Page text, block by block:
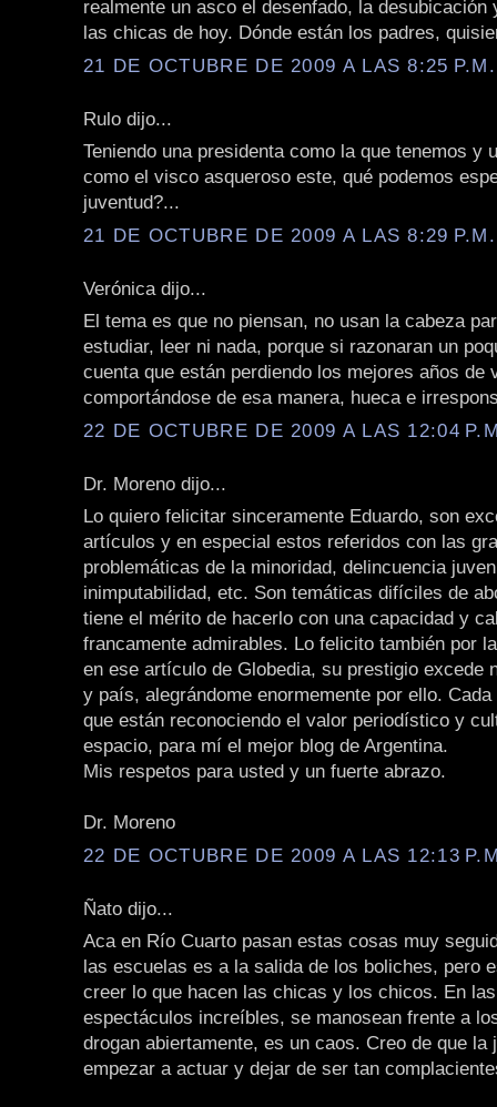
realmente un asco el desenfado, la desubicación
las chicas de hoy. Dónde están los padres,
21 DE OCTUBRE DE 2009 A LAS 8:25 P.M.
Rulo dijo...
Teniendo una presidenta como la que tenemos y
como el visco asqueroso este, qué podemos
juventud?...
21 DE OCTUBRE DE 2009 A LAS 8:29 P.M.
Verónica dijo...
El tema es que no piensan, no usan la cabeza
estudiar, leer ni nada, porque si razonaran un
cuenta que están perdiendo los mejores años de
comportándose de esa manera, hueca e
22 DE OCTUBRE DE 2009 A LAS 12:04
Dr. Moreno dijo...
Lo quiero felicitar sinceramente Eduardo, son
artículos y en especial estos referidos con las
problemáticas de la minoridad, delincuencia
inimputabilidad, etc. Son temáticas difíciles de
tiene el mérito de hacerlo con una capacidad y
francamente admirables. Lo felicito también por
en ese artículo de Globedia, su prestigio excede
y país, alegrándome enormemente por ello.
que están reconociendo el valor periodístico y
espacio, para mí el mejor blog de Argentina.
Mis respetos para usted y un fuerte abrazo.
Dr. Moreno
22 DE OCTUBRE DE 2009 A LAS 12:13
Ñato dijo...
Aca en Río Cuarto pasan estas cosas muy
las escuelas es a la salida de los boliches, pero
creer lo que hacen las chicas y los chicos. En
espectáculos increíbles, se manosean frente a
drogan abiertamente, es un caos. Creo de que la
empezar a actuar y dejar de ser tan